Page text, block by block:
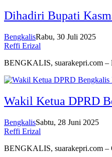
Dihadiri Bupati
BengkalisRabu, 30 Juli 2025
Reffi Erizal
BENGKALIS, suarakepri.com
Wakil Ketua DPRD
BengkalisSabtu, 28 Juni 2025
Reffi Erizal
BENGKALIS, suarakepri.com –